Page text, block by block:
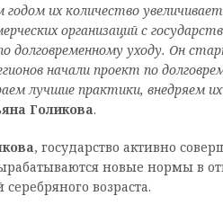
их количество
организаций с
долговременному уходу. Он
начали проект по
лучшие практики, внедряем их
Голикова.
, государство активно
новые нормы в
возраста.